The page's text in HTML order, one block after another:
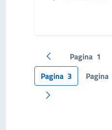
Pagina precedente
Pagina 1
Pagina 3 Pagina
Pagina successiva